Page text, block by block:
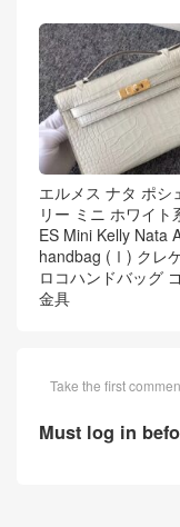
エルメス ナタ ポシ
リー ミニ ホワイト
ES Mini Kelly Nata
handbag (Ⅰ) クレ
ロコハンドバッグ
金具
Take the first
Must log in